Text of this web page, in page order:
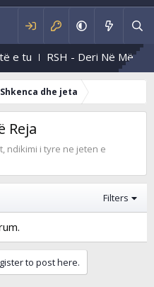
e tu RSH - Deri Në
Shkenca dhe jeta
Reja
ndikimi i tyre ne jeten e
Filters
to post here.